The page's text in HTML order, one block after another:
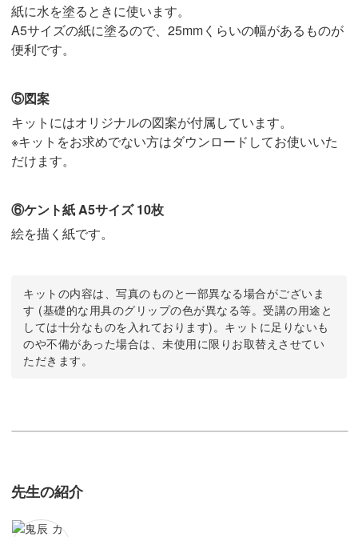
紙に水を塗るときに使います。
A5サイズの紙に塗るので、25mmくらいの幅があるものが
便利です。
⑤図案
キットにはオリジナルの図案が付属しています。
※キットをお求めでない方はダウンロードしてお使いいた
だけます。
⑥ケント紙 A5サイズ 10枚
絵を描く紙です。
キットの内容は、写真のものと一部異なる場合がございま
す (基礎的な用具のグリップの色が異なる等。受講の用途と
しては十分なものを入れております)。キットに足りないも
のや不備があった場合は、未使用に限りお取替えさせてい
ただきます。
先生の紹介